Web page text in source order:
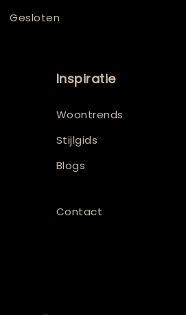
Gesloten
Inspiratie
Woontrends
Stijlgids
Blogs
Contact